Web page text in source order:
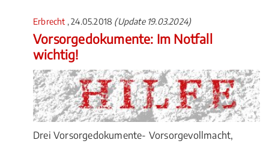
Erbrecht , 24.05.2018 (Update 19.03.2024)
Vorsorgedokumente: Im Notfall
wichtig!
Drei Vorsorgedokumente- Vorsorgevollmacht,